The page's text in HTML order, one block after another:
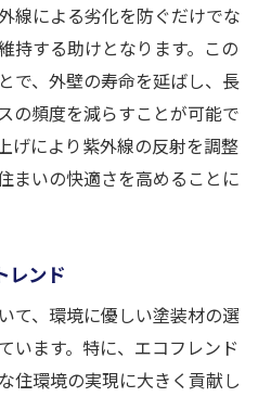
線による劣化を防ぐだけでな
持する助けとなります。この
で、外壁の寿命を延ばし、長
の頻度を減らすことが可能で
げにより紫外線の反射を調整
まいの快適さを高めることに
レンド
て、環境に優しい塗装材の選
います。特に、エコフレンド
住環境の実現に大きく貢献し